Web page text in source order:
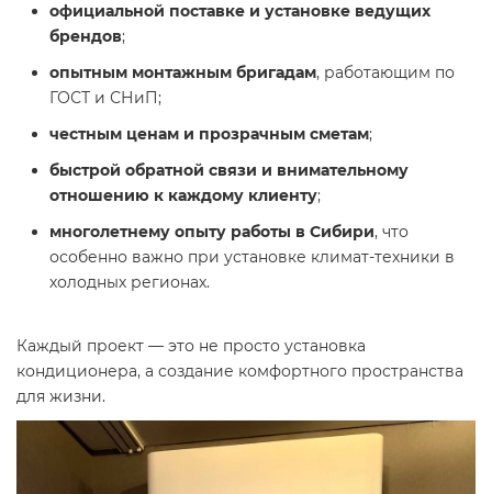
официальной поставке и установке ведущих
брендов;
опытным монтажным бригадам, работающим по
ГОСТ и СНиП;
честным ценам и прозрачным сметам;
быстрой обратной связи и внимательному
отношению к каждому клиенту;
многолетнему опыту работы в Сибири, что
особенно важно при установке климат-техники в
холодных регионах.
Каждый проект — это не просто установка
кондиционера, а создание комфортного пространства
для жизни.